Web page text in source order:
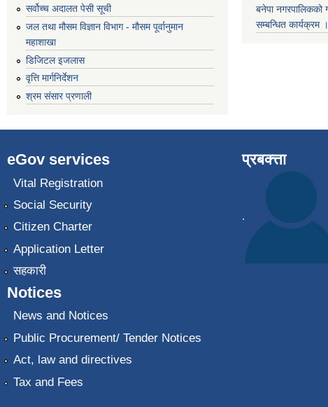
सर्वोच्च अदालत पेसी सूची
जल तथा मौसम विज्ञान विभाग - मौसम पूर्वानुमान
महाशाखा
डिजिटल इजलास
वृत्ति मार्गनिर्देशन
श्रम संसार प्रणाली
बनेपा नगरपालिकको
सम्बन्धित कार्यक्रम
eGov services
Vital Registration
Social Security
Citizen Charter
Application Letter
सहकारी
Notices
News and Notices
Public Procurement/ Tender Notices
Act, law and directives
Tax and Fees
प्रबक्त्ता
.